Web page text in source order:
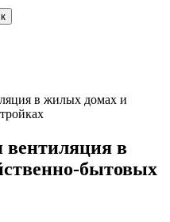
в жилых домах и
в
бытовых